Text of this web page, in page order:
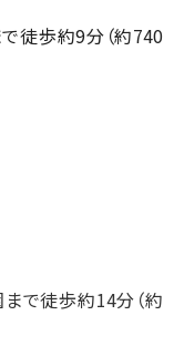
徒歩約9分（約740
で徒歩約14分（約